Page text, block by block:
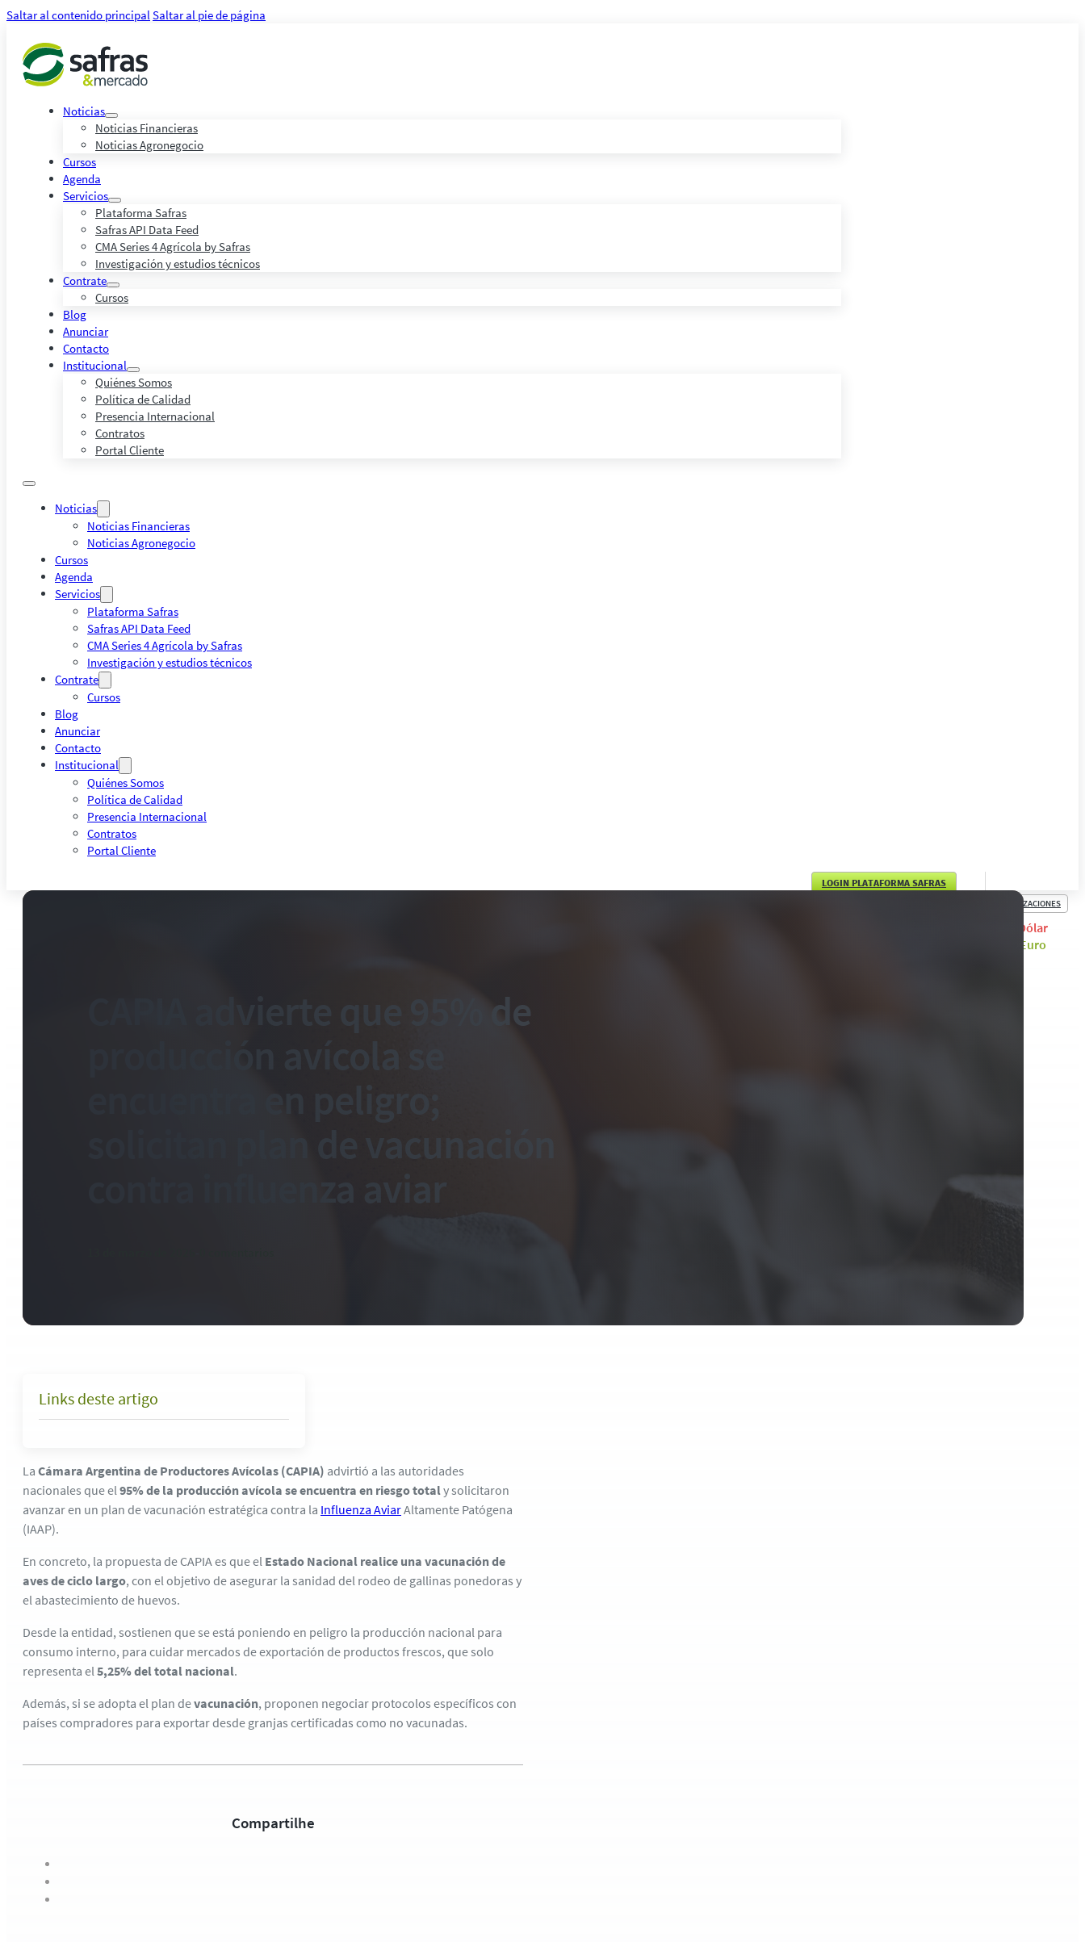
Saltar al contenido principalSaltar al pie de página
Noticias
Noticias Financieras
Noticias Agronegocio
Cursos
Agenda
Servicios
Plataforma Safras
Safras API Data Feed
CMA Series 4 Agrícola by Safras
Investigación y estudios técnicos
Contrate
Cursos
Blog
Anunciar
Contacto
Institucional
Quiénes Somos
Política de Calidad
Presencia Internacional
Contratos
Portal Cliente
Noticias
Noticias Financieras
Noticias Agronegocio
Cursos
Agenda
Servicios
Plataforma Safras
Safras API Data Feed
CMA Series 4 Agrícola by Safras
Investigación y estudios técnicos
Contrate
Cursos
Blog
Anunciar
Contacto
Institucional
Quiénes Somos
Política de Calidad
Presencia Internacional
Contratos
Portal Cliente
LOGIN PLATAFORMA SAFRAS
COTIZACIONES
Dólar
Euro
CAPIA advierte que 95% de
solicitan plan de vacunación
Links deste artigo
La Cámara Argentina de Productores Avícolas (CAPIA) advirtió a las autoridades
nacionales que el95% de la producción avícola se encuentra en riesgo totaly solicitaron
avanzar en un plan de vacunación estratégica contra la Influenza AviarAltamente Patógena
(IAAP).
En concreto, la propuesta de CAPIA es que el Estado Nacional realice una vacunación de
aves de ciclo largo, con el objetivo de asegurar la sanidad del rodeo de gallinas ponedoras y
el abastecimiento de huevos.
Desde la entidad, sostienen que se está poniendo en peligro la producción nacional para
consumo interno, para cuidar mercados de exportación de productos frescos, que solo
representa el5,25% del total nacional.
Además, si se adopta el plan devacunación, proponen negociar protocolos específicos con
países compradores para exportar desde granjas certificadas como no vacunadas.
Compartilhe